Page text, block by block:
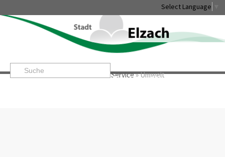
Select Language
Startseite» »Service»Umwelt
Leben & Erleben Rathaus & Service Stadtentwicklung &